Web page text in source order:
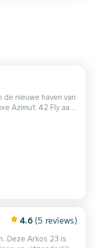
nieuwe haven van
mix van luxe en
4.6 (5 reviews)